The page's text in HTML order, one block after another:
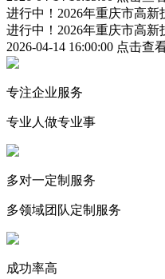
进行中！2026年重庆市高
进行中！2026年重庆市高
2026-04-14 16:00:00 点击查
专注企业服务
专业人做专业事
多对一定制服务
多领域团队定制服务
成功率高